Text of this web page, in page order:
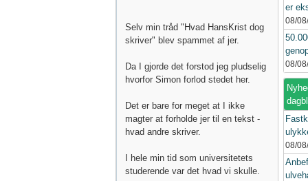
Selv min tråd "Hvad HansKrist dog
skriver" blev spammet af jer.
Da I gjorde det forstod jeg pludselig
hvorfor Simon forlod stedet her.
Det er bare for meget at I ikke
magter at forholde jer til en tekst -
hvad andre skriver.
I hele min tid som universitetets
studerende var det hvad vi skulle.
er
08/
08/
08/